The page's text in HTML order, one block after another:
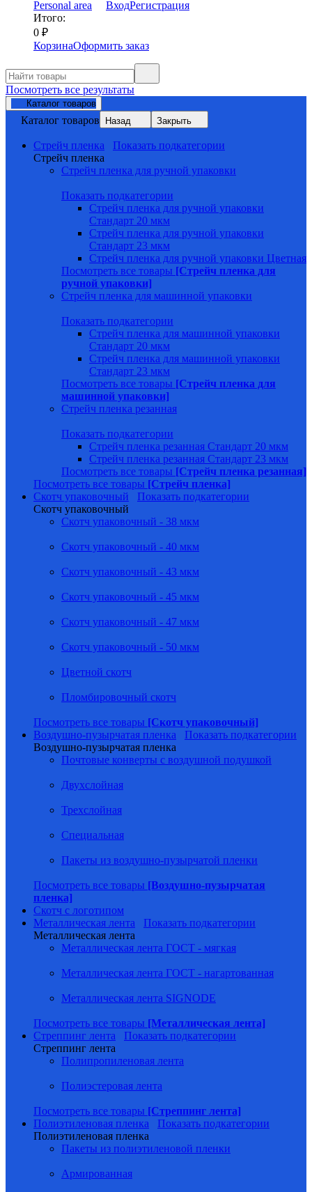
Personal area ВходРегистрация
Итого:
0 ₽
КорзинаОформить заказ
Посмотреть все результаты
Каталог товаров
Каталог товаров Назад Закрыть
Стрейч пленка
Показать подкатегории
Стрейч пленка
Стрейч пленка для ручной упаковки
Показать подкатегории
Стрейч пленка для ручной упаковки
Стандарт 20 мкм
Стрейч пленка для ручной упаковки
Стандарт 23 мкм
Стрейч пленка для ручной упаковки Цветная
Посмотреть все товары [Стрейч пленка для
ручной упаковки]
Стрейч пленка для машинной упаковки
Показать подкатегории
Стрейч пленка для машинной упаковки
Стандарт 20 мкм
Стрейч пленка для машинной упаковки
Стандарт 23 мкм
Посмотреть все товары [Стрейч пленка для
машинной упаковки]
Стрейч пленка резанная
Показать подкатегории
Стрейч пленка резанная Стандарт 20 мкм
Стрейч пленка резанная Стандарт 23 мкм
Посмотреть все товары [Стрейч пленка резанная]
Посмотреть все товары [Стрейч пленка]
Скотч упаковочный
Показать подкатегории
Скотч упаковочный
Скотч упаковочный - 38 мкм
Скотч упаковочный - 40 мкм
Скотч упаковочный - 43 мкм
Скотч упаковочный - 45 мкм
Скотч упаковочный - 47 мкм
Скотч упаковочный - 50 мкм
Цветной скотч
Пломбировочный скотч
Посмотреть все товары [Скотч упаковочный]
Воздушно-пузырчатая пленка
Показать подкатегории
Воздушно-пузырчатая пленка
Почтовые конверты с воздушной подушкой
Двухслойная
Трехслойная
Специальная
Пакеты из воздушно-пузырчатой пленки
Посмотреть все товары [Воздушно-пузырчатая
пленка]
Скотч с логотипом
Металлическая лента
Показать подкатегории
Металлическая лента
Металлическая лента ГОСТ - мягкая
Металлическая лента ГОСТ - нагартованная
Металлическая лента SIGNODE
Посмотреть все товары [Металлическая лента]
Стреппинг лента
Показать подкатегории
Стреппинг лента
Полипропиленовая лента
Полиэстеровая лента
Посмотреть все товары [Стреппинг лента]
Полиэтиленовая пленка
Показать подкатегории
Полиэтиленовая пленка
Пакеты из полиэтиленовой пленки
Армированная